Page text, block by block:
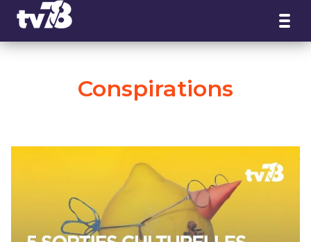
Conspirations
Panneau de gestion des cookies